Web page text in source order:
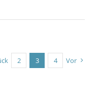
2 3 4 Vor